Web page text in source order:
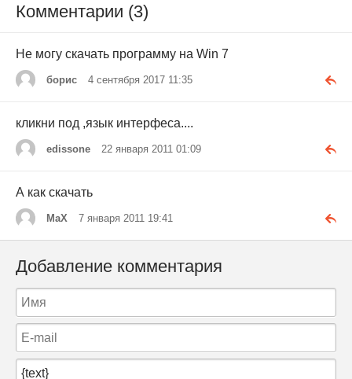
Комментарии (3)
Не могу скачать программу на Win 7
борис 4 сентября 2017 11:35
кликни под ,язык интерфеса....
edissone 22 января 2011 01:09
А как скачать
МаX 7 января 2011 19:41
Добавление комментария